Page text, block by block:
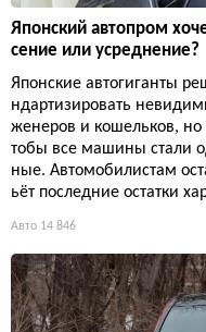
Японский автопром
сение или усреднение?
Японские автогиганты
ндартизировать
женеров и кошельков,
тобы все машины стали
ные. Автомобилистам
ьёт последние остатки
Авто 14 846